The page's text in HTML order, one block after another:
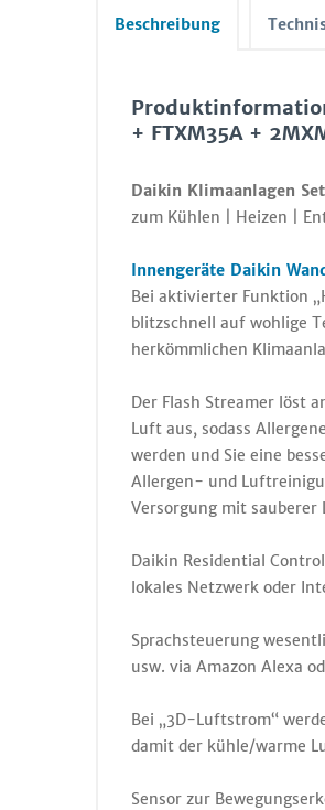
Beschreibung
+ FTXM35A +
Daikin Klimaanlagen
zum Kühlen | Heizen |
Innengeräte Daikin
Bei aktivierter Funktion
blitzschnell auf wohlige
herkömmlichen
Der Flash Streamer löst
Luft aus, sodass
werden und Sie eine
Allergen- und
Versorgung mit
Daikin Residential
lokales Netzwerk oder
Sprachsteuerung
usw. via Amazon Alexa
Bei „3D-Luftstrom“
damit der kühle/warme
Sensor zur